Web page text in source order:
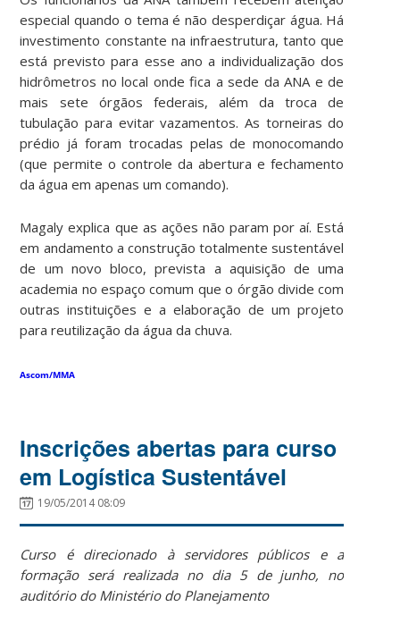
especial quando o tema é não desperdiçar água. Há
investimento constante na infraestrutura, tanto que
está previsto para esse ano a individualização dos
hidrômetros no local onde fica a sede da ANA e de
mais sete órgãos federais, além da troca de
tubulação para evitar vazamentos. As torneiras do
prédio já foram trocadas pelas de monocomando
(que permite o controle da abertura e fechamento
da água em apenas um comando).
Magaly explica que as ações não param por aí. Está
em andamento a construção totalmente sustentável
de um novo bloco, prevista a aquisição de uma
academia no espaço comum que o órgão divide com
outras instituições e a elaboração de um projeto
para reutilização da água da chuva.
Ascom/MMA
Inscrições abertas para curso
em Logística Sustentável
19/05/2014 08:09
Curso é direcionado à servidores públicos e a
formação será realizada no dia 5 de junho, no
auditório do Ministério do Planejamento